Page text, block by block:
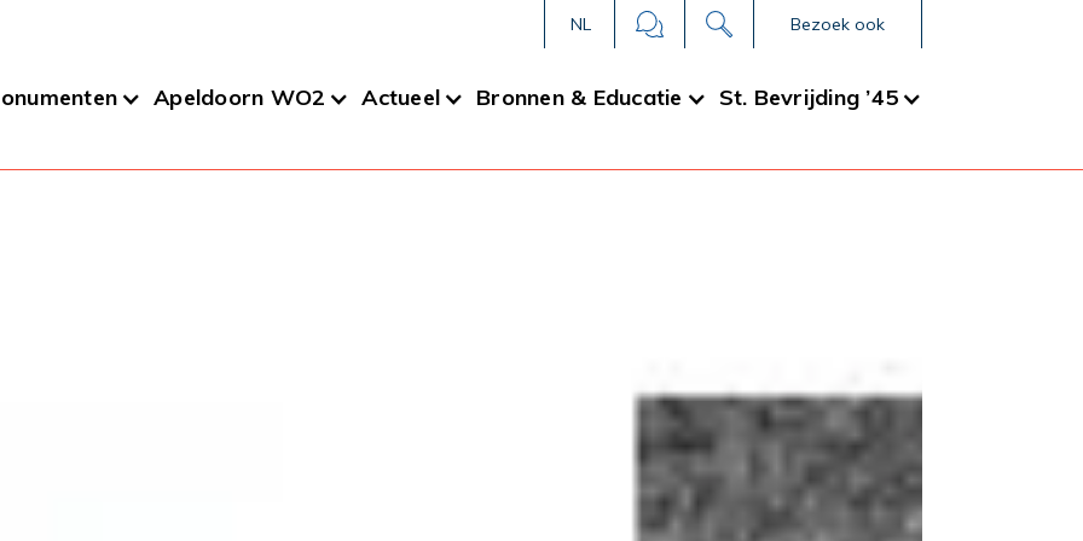
NL Bezoek ook
Apeldoorn WO2 Actueel Bronnen & Educatie St. Bevrijding ’45